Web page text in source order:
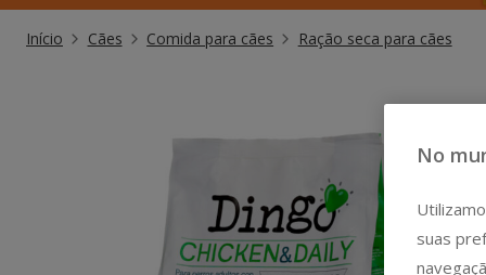
Início Cães Comida para cães
Ração seca para cães
No
suas